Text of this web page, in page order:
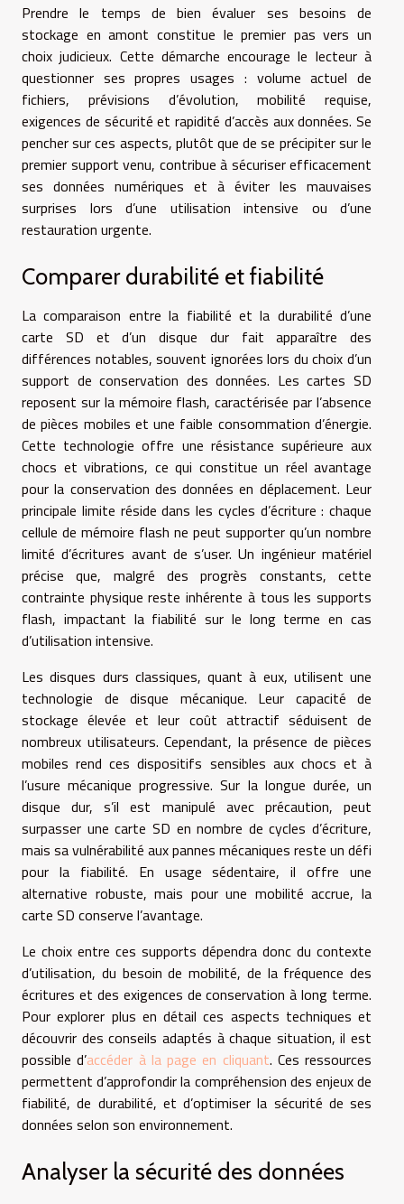
Prendre le temps de bien évaluer ses besoins de
stockage en amont constitue le premier pas vers un
choix judicieux. Cette démarche encourage le lecteur à
questionner ses propres usages : volume actuel de
fichiers, prévisions d’évolution, mobilité requise,
exigences de sécurité et rapidité d’accès aux données. Se
pencher sur ces aspects, plutôt que de se précipiter sur le
premier support venu, contribue à sécuriser efficacement
ses données numériques et à éviter les mauvaises
surprises lors d’une utilisation intensive ou d’une
restauration urgente.
Comparer durabilité et fiabilité
La comparaison entre la fiabilité et la durabilité d’une
carte SD et d’un disque dur fait apparaître des
différences notables, souvent ignorées lors du choix d’un
support de conservation des données. Les cartes SD
reposent sur la mémoire flash, caractérisée par l’absence
de pièces mobiles et une faible consommation d’énergie.
Cette technologie offre une résistance supérieure aux
chocs et vibrations, ce qui constitue un réel avantage
pour la conservation des données en déplacement. Leur
principale limite réside dans les cycles d’écriture : chaque
cellule de mémoire flash ne peut supporter qu’un nombre
limité d’écritures avant de s’user. Un ingénieur matériel
précise que, malgré des progrès constants, cette
contrainte physique reste inhérente à tous les supports
flash, impactant la fiabilité sur le long terme en cas
d’utilisation intensive.
Les disques durs classiques, quant à eux, utilisent une
technologie de disque mécanique. Leur capacité de
stockage élevée et leur coût attractif séduisent de
nombreux utilisateurs. Cependant, la présence de pièces
mobiles rend ces dispositifs sensibles aux chocs et à
l’usure mécanique progressive. Sur la longue durée, un
disque dur, s’il est manipulé avec précaution, peut
surpasser une carte SD en nombre de cycles d’écriture,
mais sa vulnérabilité aux pannes mécaniques reste un défi
pour la fiabilité. En usage sédentaire, il offre une
alternative robuste, mais pour une mobilité accrue, la
carte SD conserve l’avantage.
Le choix entre ces supports dépendra donc du contexte
d’utilisation, du besoin de mobilité, de la fréquence des
écritures et des exigences de conservation à long terme.
Pour explorer plus en détail ces aspects techniques et
découvrir des conseils adaptés à chaque situation, il est
possible d’accéder à la page en cliquant. Ces ressources
permettent d’approfondir la compréhension des enjeux de
fiabilité, de durabilité, et d’optimiser la sécurité de ses
données selon son environnement.
Analyser la sécurité des données